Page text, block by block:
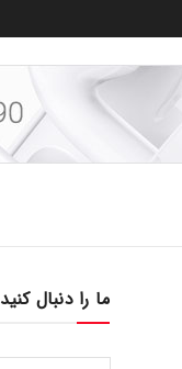
ما را دنبال کنید